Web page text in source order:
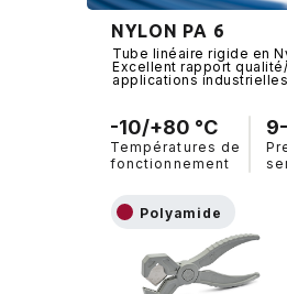
NYLON PA 6
Tube linéaire rigide en
Excellent rapport
applications
-10/+80 °C
Températures de
fonctionnement
Polyamide